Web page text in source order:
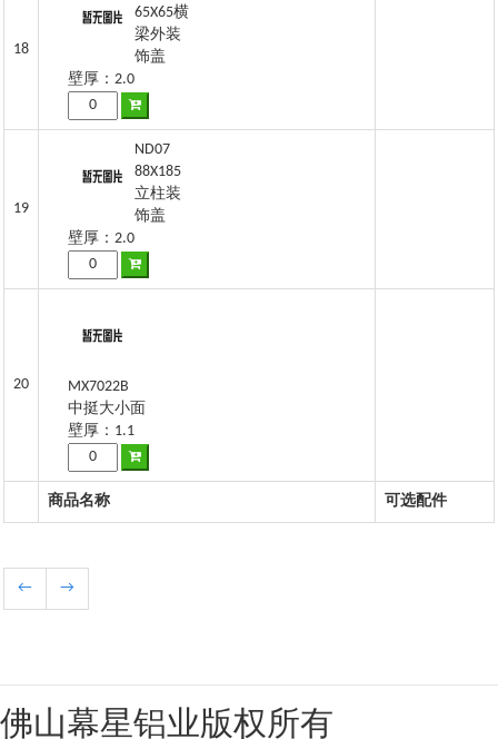
18
65X65横
梁外装
饰盖
壁厚：2.0
19
ND07
88X185
立柱装
饰盖
壁厚：2.0
20
MX7022B
中挺大小面
壁厚：1.1
商品名称 可选配件
← →
佛山幕星铝业版权所有